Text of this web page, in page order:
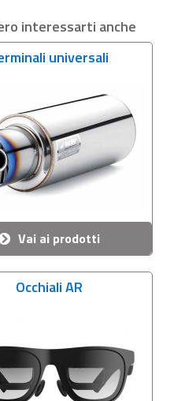
interessarti anche
universali
Vai ai prodotti
Occhiali AR